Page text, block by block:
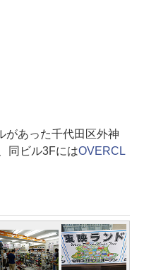
あった千代田区外神
同ビル3FにはOVERCL